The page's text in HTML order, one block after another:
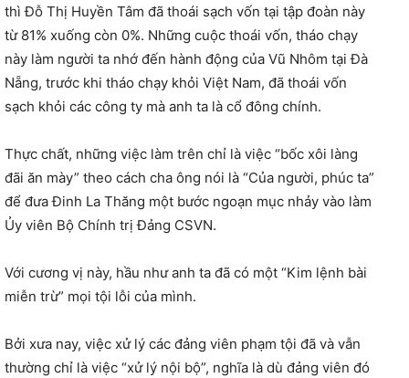
thì Đỗ Thị Huyền Tâm đã thoái sạch vốn tại tập đoàn này
từ 81% xuống còn 0%. Những cuộc thoái vốn, tháo chạy
này làm người ta nhớ đến hành động của Vũ Nhôm tại Đà
Nẵng, trước khi tháo chạy khỏi Việt Nam, đã thoái vốn
sạch khỏi các công ty mà anh ta là cổ đông chính.
Thực chất, những việc làm trên chỉ là việc “bốc xôi làng
đãi ăn mày” theo cách cha ông nói là “Của người, phúc ta”
để đưa Đinh La Thăng một bước ngoạn mục nhảy vào làm
Ủy viên Bộ Chính trị Đảng CSVN.
Với cương vị này, hầu như anh ta đã có một “Kim lệnh bài
miễn trừ” mọi tội lỗi của mình.
Bởi xưa nay, việc xử lý các đảng viên phạm tội đã và vẫn
thường chỉ là việc “xử lý nội bộ”, nghĩa là dù đảng viên đó